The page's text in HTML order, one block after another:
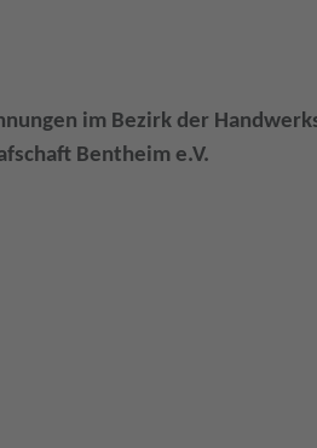
im Bezirk der
Bentheim e.V.